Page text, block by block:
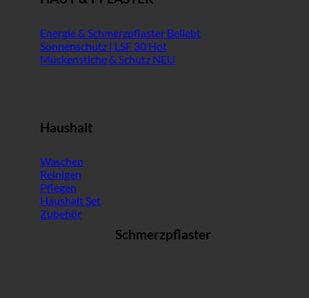
Energie & Schmerzpflaster
Sonnenschutz | LSF 30
Mückenstiche & Schutz
Haushalt
Waschen
Reinigen
Pflegen
Haushalt Set
Zubehör
Schmerzpflaster